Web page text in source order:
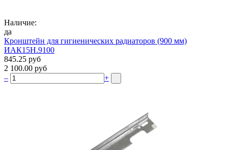
Наличие:
да
Кронштейн для гигиенических радиаторов (900 мм)
ИАК15Н.9100
845.25 руб
2 100.00 руб
–
+